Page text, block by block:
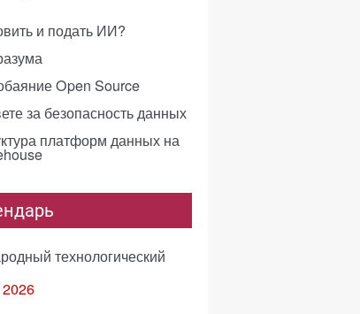
и подать ИИ?
Open Source
за безопасность данных
платформ данных на
технологический